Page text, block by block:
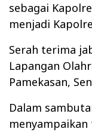
sebagai
menjadi
Serah terima
Lapangan
Pamekasan,
Dalam